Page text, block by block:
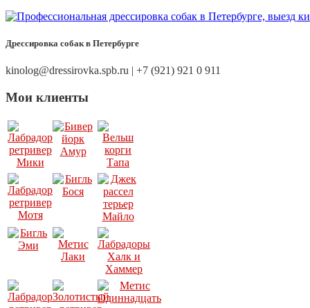
Дрессировка собак в Петербурге
kinolog@dressirovka.spb.ru | +7 (921) 921 0 911
Мои клиенты